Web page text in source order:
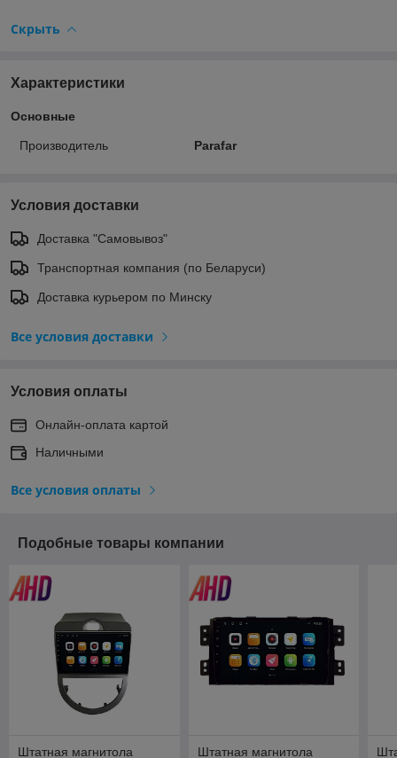
Скрыть
Характеристики
Основные
Производитель Parafar
Условия доставки
Доставка "Самовывоз"
Транспортная компания (по Беларуси)
Доставка курьером по Минску
Все условия доставки
Условия оплаты
Онлайн-оплата картой
Наличными
Все условия оплаты
Подобные товары компании
Штатная магнитола
Штатная магнитола